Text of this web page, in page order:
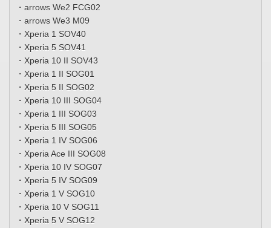
・arrows We2 FCG02
・arrows We3 M09
・Xperia 1 SOV40
・Xperia 5 SOV41
・Xperia 10 II SOV43
・Xperia 1 II SOG01
・Xperia 5 II SOG02
・Xperia 10 III SOG04
・Xperia 1 III SOG03
・Xperia 5 III SOG05
・Xperia 1 IV SOG06
・Xperia Ace III SOG08
・Xperia 10 IV SOG07
・Xperia 5 IV SOG09
・Xperia 1 V SOG10
・Xperia 10 V SOG11
・Xperia 5 V SOG12